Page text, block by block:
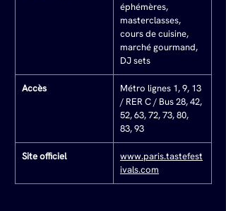
éphémères,
masterclasses,
cours de cuisine,
marché gourmand,
DJ sets
Accès
Métro lignes 1, 9, 13
/ RER C / Bus 28, 42,
52, 63, 72, 73, 80,
83, 93
Site officiel
www.paris.tastefest
ivals.com